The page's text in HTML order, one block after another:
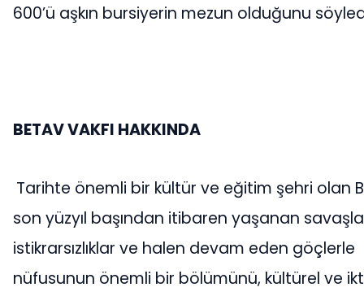
600’ü aşkın bursiyerin mezun olduğunu
BETAV VAKFI HAKKINDA
Tarihte önemli bir kültür ve eğitim şehri olan
son yüzyıl başından itibaren yaşanan
istikrarsızlıklar ve halen devam eden göçlerle
nüfusunun önemli bir bölümünü, kültürel ve